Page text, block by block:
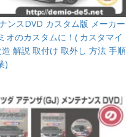
ンスDVD カスタム版 メーカー
オのカスタムに！( カスタマイ
解説 取付け 取外し 方法 手順
)